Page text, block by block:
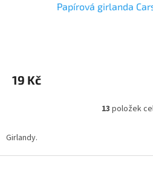
Papírová girlanda
19 Kč
O
d
13 položek
Girlandy.